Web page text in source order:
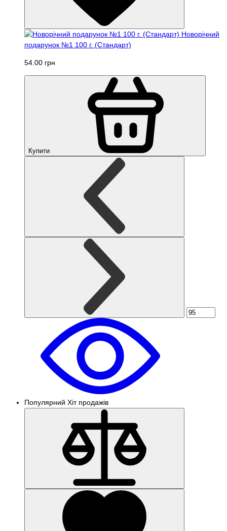
Новорічний
подарунок №1 100 г. (Стандарт)
54.00 грн
Купити
Популярний Хіт продажів